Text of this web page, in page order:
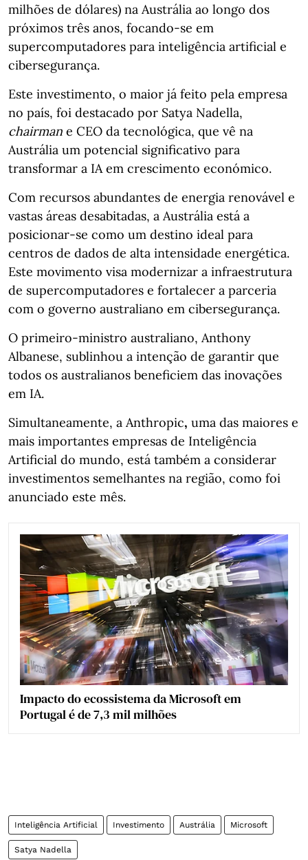
milhões de dólares) na Austrália ao longo dos
próximos três anos, focando-se em
supercomputadores para inteligência artificial e
cibersegurança.
Este investimento, o maior já feito pela empresa
no país, foi destacado por Satya Nadella,
chairman e CEO da tecnológica, que vê na
Austrália um potencial significativo para
transformar a IA em crescimento económico.
Com recursos abundantes de energia renovável e
vastas áreas desabitadas, a Austrália está a
posicionar-se como um destino ideal para
centros de dados de alta intensidade energética.
Este movimento visa modernizar a infraestrutura
de supercomputadores e fortalecer a parceria
com o governo australiano em cibersegurança.
O primeiro-ministro australiano, Anthony
Albanese, sublinhou a intenção de garantir que
todos os australianos beneficiem das inovações
em IA.
Simultaneamente, a Anthropic, uma das maiores e
mais importantes empresas de Inteligência
Artificial do mundo, está também a considerar
investimentos semelhantes na região, como foi
anunciado este mês.
Impacto do ecossistema da Microsoft em
Portugal é de 7,3 mil milhões
Inteligência Artificial Investimento Austrália Microsoft
Satya Nadella